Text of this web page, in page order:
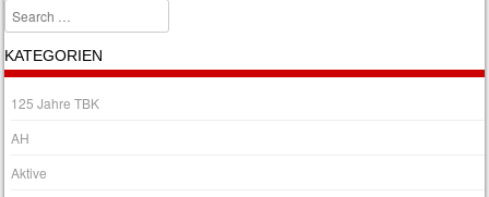
Search
KATEGORIEN
125 Jahre TBK
AH
Aktive